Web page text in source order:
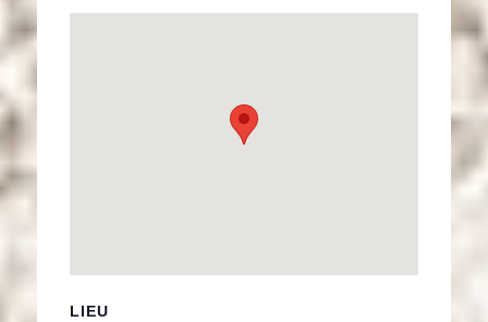
LIEU